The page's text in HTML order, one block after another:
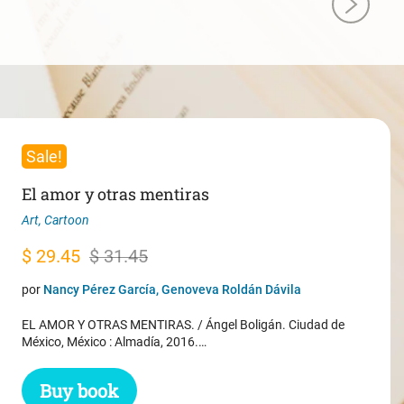
Sale!
El amor y otras mentiras
Art, Cartoon
$31.45
Original
price
$ 31.45.
$ 29.45
Current
price
$ 29.45.
por Nancy Pérez García, Genoveva Roldán Dávila
EL AMOR Y OTRAS MENTIRAS. / Ángel Boligán. Ciudad de
México, México : Almadía, 2016.…
Buy book